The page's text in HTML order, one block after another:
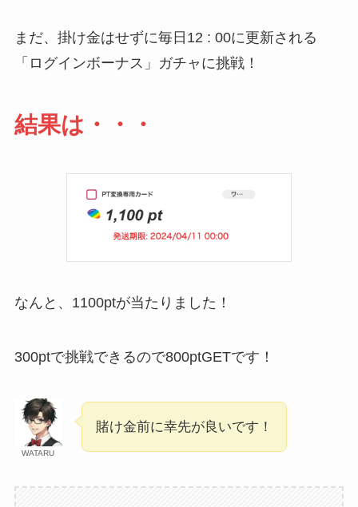
まだ、掛け金はせずに毎日12 : 00に更新される
「ログインボーナス」ガチャに挑戦！
結果は・・・
なんと、1100ptが当たりました！
300ptで挑戦できるので800ptGETです！
WATARU
賭け金前に幸先が良いです！